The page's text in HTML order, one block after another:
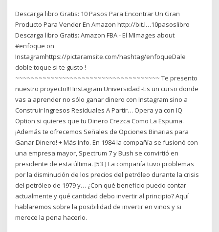
Descarga libro Gratis: 10 Pasos Para Encontrar Un Gran
Producto Para Vender En Amazon http://bit.l…10pasoslibro
Descarga libro Gratis: Amazon FBA - El MImages about
#enfoque on
Instagramhttps://pictaramsite.com/hashtag/enfoqueDale
doble toque si te gusto !
~~~~~~~~~~~~~~~~~~~~~~~~~~~~~~~~~~~~~ Te presento
nuestro proyecto!!! Instagram Universidad -Es un curso donde
vas a aprender no sólo ganar dinero con Instagram sino a
️Construir Ingresos Residuales A Partir… Opera ya con IQ
Option si quieres que tu Dinero Crezca Como La Espuma.
¡Además te ofrecemos Señales de Opciones Binarias para
Ganar Dinero! + Más Info. En 1984 la compañía se fusionó con
una empresa mayor, Spectrum 7 y Bush se convirtió en
presidente de esta última. [53 ] La compañía tuvo problemas
por la disminución de los precios del petróleo durante la crisis
del petróleo de 1979 y… ¿Con qué beneficio puedo contar
actualmente y qué cantidad debo invertir al principio? Aquí
hablaremos sobre la posibilidad de invertir en vinos y si
merece la pena hacerlo.